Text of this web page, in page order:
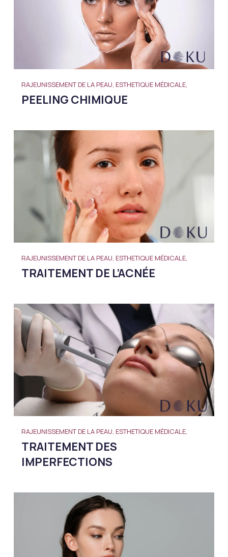
RAJEUNISSEMENT DE LA PEAU, ESTHETIQUE MÉDICALE,
PEELING CHIMIQUE
RAJEUNISSEMENT DE LA PEAU, ESTHETIQUE MÉDICALE,
TRAITEMENT DE L’ACNÉE
RAJEUNISSEMENT DE LA PEAU, ESTHETIQUE MÉDICALE,
TRAITEMENT DES
IMPERFECTIONS